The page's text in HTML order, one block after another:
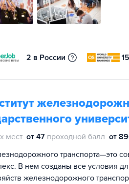
2 в России
мест от 47 проходной балл от
транспорта—это
В нем созданы все условия
железнодорожного